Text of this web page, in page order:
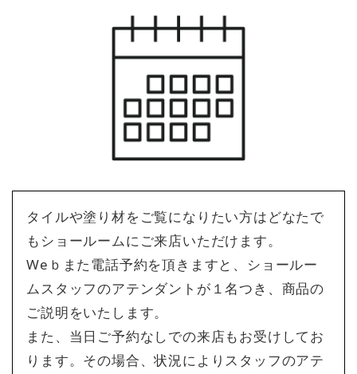
タイルや塗り材をご覧になりたい方はどなたで
もショールームにご来店いただけます。
Weｂまた電話予約を頂きますと、ショールー
ムスタッフのアテンダントが１名つき、商品の
ご説明をいたします。
また、当日ご予約なしでの来店もお受けしてお
ります。その場合、状況によりスタッフのアテ